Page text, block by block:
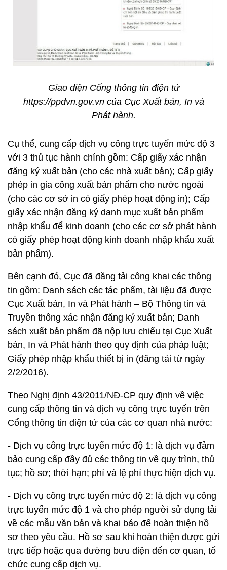
Giao diện Cổng thông tin điện tử
https://ppdvn.gov.vn của Cục Xuất bản, In và
Phát hành.
Cụ thể, cung cấp dịch vụ công trực tuyến mức độ 3
với 3 thủ tục hành chính gồm: Cấp giấy xác nhận
đăng ký xuất bản (cho các nhà xuất bản); Cấp giấy
phép in gia công xuất bản phẩm cho nước ngoài
(cho các cơ sở in có giấy phép hoạt động in); Cấp
giấy xác nhận đăng ký danh mục xuất bản phẩm
nhập khẩu để kinh doanh (cho các cơ sở phát hành
có giấy phép hoạt động kinh doanh nhập khẩu xuất
bản phẩm).
Bên cạnh đó, Cục đã đăng tải công khai các thông
tin gồm: Danh sách các tác phẩm, tài liệu đã được
Cục Xuất bản, In và Phát hành – Bộ Thông tin và
Truyền thông xác nhận đăng ký xuất bản; Danh
sách xuất bản phẩm đã nộp lưu chiểu tại Cục Xuất
bản, In và Phát hành theo quy định của pháp luật;
Giấy phép nhập khẩu thiết bị in (đăng tải từ ngày
2/2/2016).
Theo Nghị định 43/2011/NĐ-CP quy định về việc
cung cấp thông tin và dịch vụ công trực tuyến trên
Cổng thông tin điện tử của các cơ quan nhà nước:
- Dịch vụ công trực tuyến mức độ 1: là dịch vụ đảm
bảo cung cấp đầy đủ các thông tin về quy trình, thủ
tục; hồ sơ; thời hạn; phí và lệ phí thực hiện dịch vụ.
- Dịch vụ công trực tuyến mức độ 2: là dịch vụ công
trực tuyến mức độ 1 và cho phép người sử dụng tải
về các mẫu văn bản và khai báo để hoàn thiện hồ
sơ theo yêu cầu. Hồ sơ sau khi hoàn thiện được gửi
trực tiếp hoặc qua đường bưu điện đến cơ quan, tổ
chức cung cấp dịch vụ.